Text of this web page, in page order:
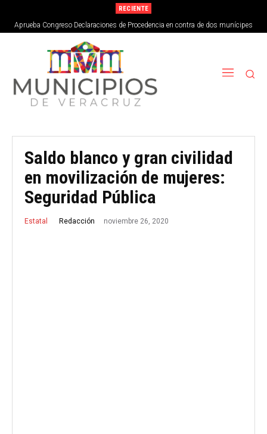
RECIENTE
Aprueba Congreso Declaraciones de Procedencia en contra de dos munícipes
Saldo blanco y gran civilidad
en movilización de mujeres:
Seguridad Pública
Estatal Redacción noviembre 26, 2020